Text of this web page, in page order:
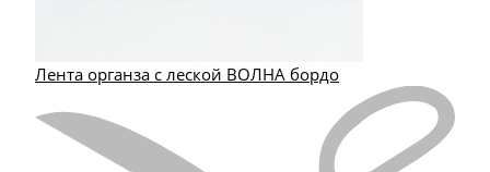
Лента органза с леской ВОЛНА бордо